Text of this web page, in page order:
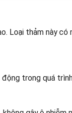
Loại thảm này có
trong quá